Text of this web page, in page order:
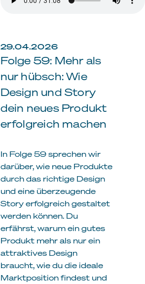
29.04.2026
Folge 59: Mehr als
nur hübsch: Wie
Design und Story
dein neues Produkt
erfolgreich machen
In Folge 59 sprechen wir
darüber, wie neue Produkte
durch das richtige Design
und eine überzeugende
Story erfolgreich gestaltet
werden können. Du
erfährst, warum ein gutes
Produkt mehr als nur ein
attraktives Design
braucht, wie du die ideale
Marktposition findest und